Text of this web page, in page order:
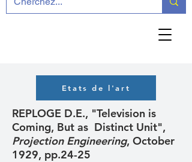
Etats de l'art
REPLOGE D.E., "Television is
Coming, But as Distinct Unit",
Projection Engineering, October
1929, pp.24-25